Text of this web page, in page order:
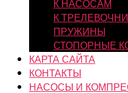
К НАСОСАМ
К
ПРУЖИНЫ
СТОПОРНЫЕ
КАРТА САЙТА
КОНТАКТЫ
НАСОСЫ И